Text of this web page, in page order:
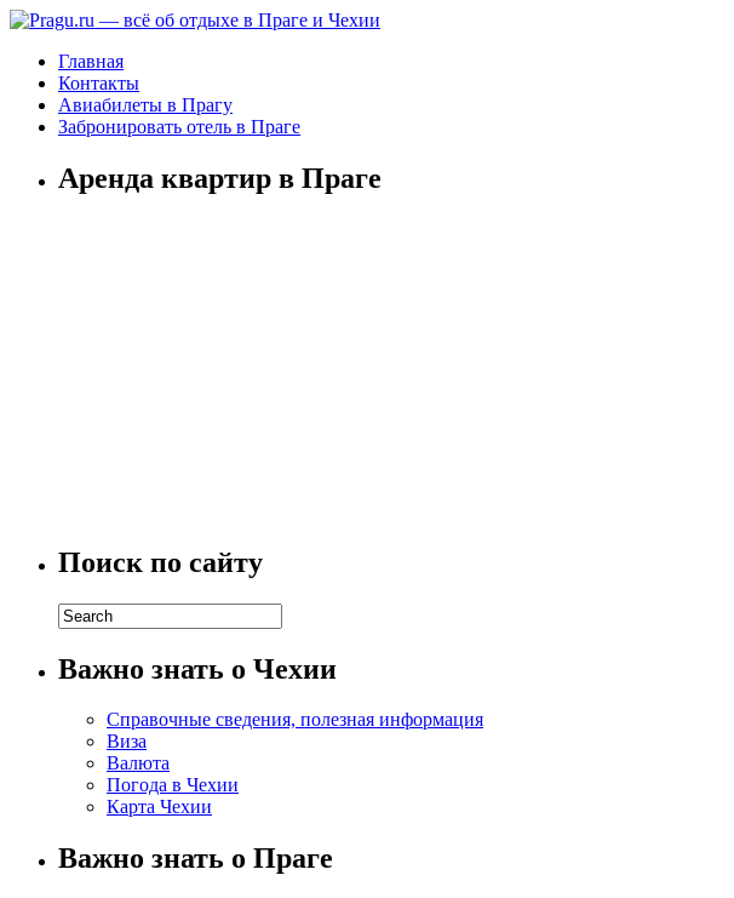
Главная
Контакты
Авиабилеты в Прагу
Забронировать отель в Праге
Аренда квартир в Праге
Поиск по сайту
Важно знать о Чехии
Справочные сведения, полезная информация
Виза
Валюта
Погода в Чехии
Карта Чехии
Важно знать о Праге